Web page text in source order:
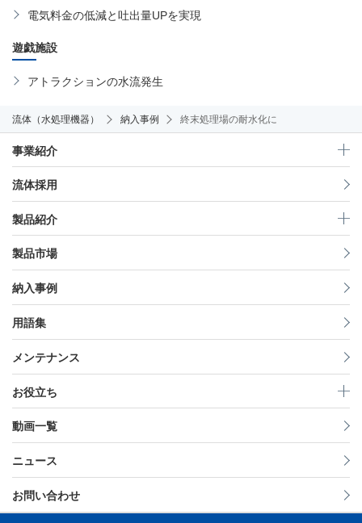
電気料金の低減と吐出量UPを実現
遊戯施設
アトラクションの水流発生
流体（水処理機器） 納入事例 終末処理場の耐水化に
事業紹介
流体採用
製品紹介
製品市場
納入事例
用語集
メンテナンス
お役立ち
動画一覧
ニュース
お問い合わせ